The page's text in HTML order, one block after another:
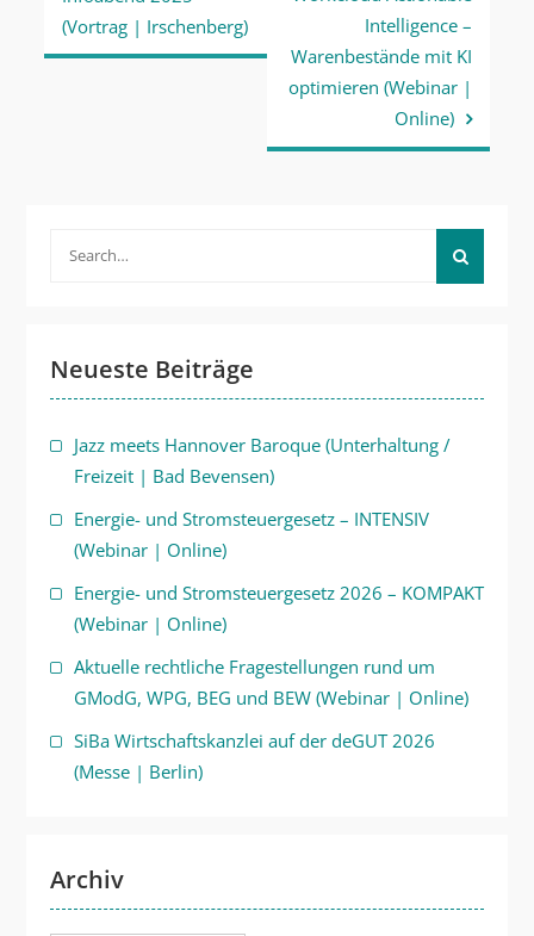
(Vortrag | Irschenberg)
Intelligence –
Warenbestände mit KI
optimieren (Webinar |
Online)
Neueste Beiträge
Jazz meets Hannover Baroque (Unterhaltung /
Freizeit | Bad Bevensen)
Energie- und Stromsteuergesetz – INTENSIV
(Webinar | Online)
Energie- und Stromsteuergesetz 2026 – KOMPAKT
(Webinar | Online)
Aktuelle rechtliche Fragestellungen rund um
GModG, WPG, BEG und BEW (Webinar | Online)
SiBa Wirtschaftskanzlei auf der deGUT 2026
(Messe | Berlin)
Archiv